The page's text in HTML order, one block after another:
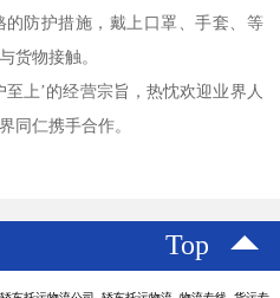
防护措施，戴上口罩、手套、等
货物接触。
上’的经营宗旨，热忱欢迎业界人
同仁携手合作。
Top